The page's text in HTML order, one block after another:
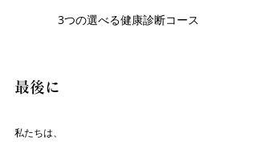
3つの選べる健康診断コース
最後に
私たちは、